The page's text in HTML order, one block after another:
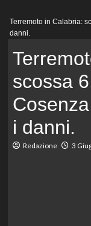
principale
Terremoto in Calabria:
danni.
scossa
i danni.
Redazione 3